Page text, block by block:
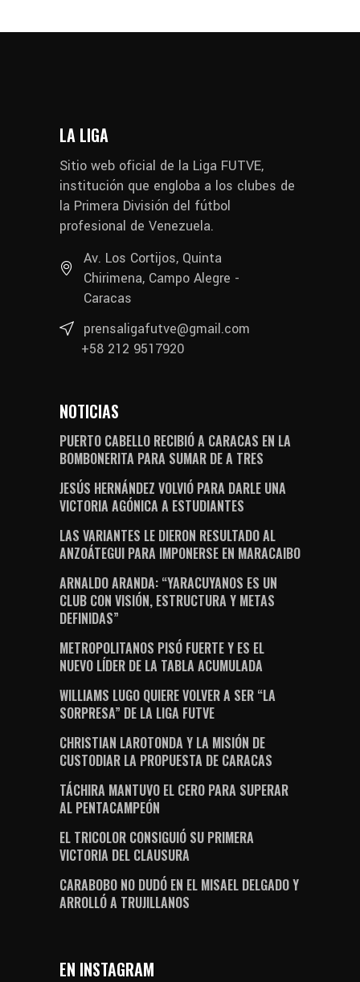
LA LIGA
Sitio web oficial de la Liga FUTVE,
institución que engloba a los clubes de
la Primera División del fútbol
profesional de Venezuela.
Av. Los Cortijos, Quinta
Chirimena, Campo Alegre -
Caracas
prensaligafutve@gmail.com
+58 212 9517920
NOTICIAS
PUERTO CABELLO RECIBIÓ A CARACAS EN LA
BOMBONERITA PARA SUMAR DE A TRES
JESÚS HERNÁNDEZ VOLVIÓ PARA DARLE UNA
VICTORIA AGÓNICA A ESTUDIANTES
LAS VARIANTES LE DIERON RESULTADO AL
ANZOÁTEGUI PARA IMPONERSE EN MARACAIBO
ARNALDO ARANDA: “YARACUYANOS ES UN
CLUB CON VISIÓN, ESTRUCTURA Y METAS
DEFINIDAS”
METROPOLITANOS PISÓ FUERTE Y ES EL
NUEVO LÍDER DE LA TABLA ACUMULADA
WILLIAMS LUGO QUIERE VOLVER A SER “LA
SORPRESA” DE LA LIGA FUTVE
CHRISTIAN LAROTONDA Y LA MISIÓN DE
CUSTODIAR LA PROPUESTA DE CARACAS
TÁCHIRA MANTUVO EL CERO PARA SUPERAR
AL PENTACAMPEÓN
EL TRICOLOR CONSIGUIÓ SU PRIMERA
VICTORIA DEL CLAUSURA
CARABOBO NO DUDÓ EN EL MISAEL DELGADO Y
ARROLLÓ A TRUJILLANOS
EN INSTAGRAM